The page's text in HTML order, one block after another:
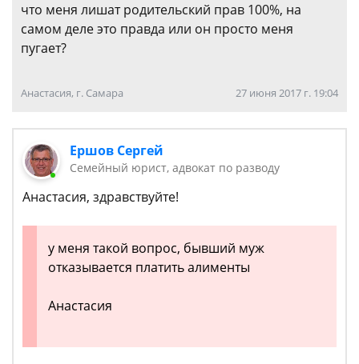
что меня лишат родительский прав 100%, на
самом деле это правда или он просто меня
пугает?
Анастасия, г. Самара 27 июня 2017 г. 19:04
Ершов Сергей
Семейный юрист, адвокат по разводу
Анастасия, здравствуйте!
у меня такой вопрос, бывший муж
отказывается платить алименты
Анастасия